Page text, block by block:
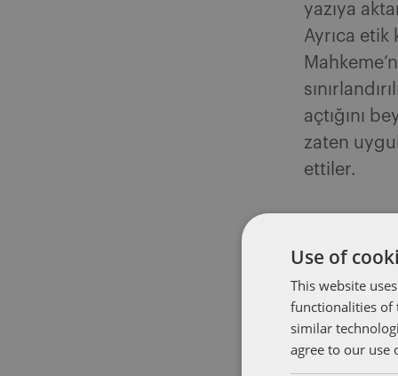
yazıya
Ayrıca
açtığını
zaten
ettiler.
Use of
This website
functionalities of
similar
agree to our use